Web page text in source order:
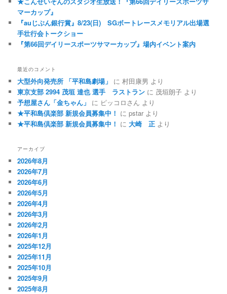
マーカップ』
『auじぶん銀行賞』8/23(日) SGボートレースメモリアル出場選
手壮行会トークショー
『第66回デイリースポーツサマーカップ』場内イベント案内
最近のコメント
大型外向発売所 「平和島劇場」 に村田康男 より
東京支部 2994 茂垣 達也 選手 ラストラン に 茂垣朗子 より
予想屋さん「金ちゃん」
に ピッコロさん より
★平和島倶楽部 新規会員募集中！ にpstar より
★平和島倶楽部 新規会員募集中！ に大崎 正 より
アーカイブ
2026年8月
2026年7月
2026年6月
2026年5月
2026年4月
2026年3月
2026年2月
2026年1月
2025年12月
2025年11月
2025年10月
2025年9月
2025年8月